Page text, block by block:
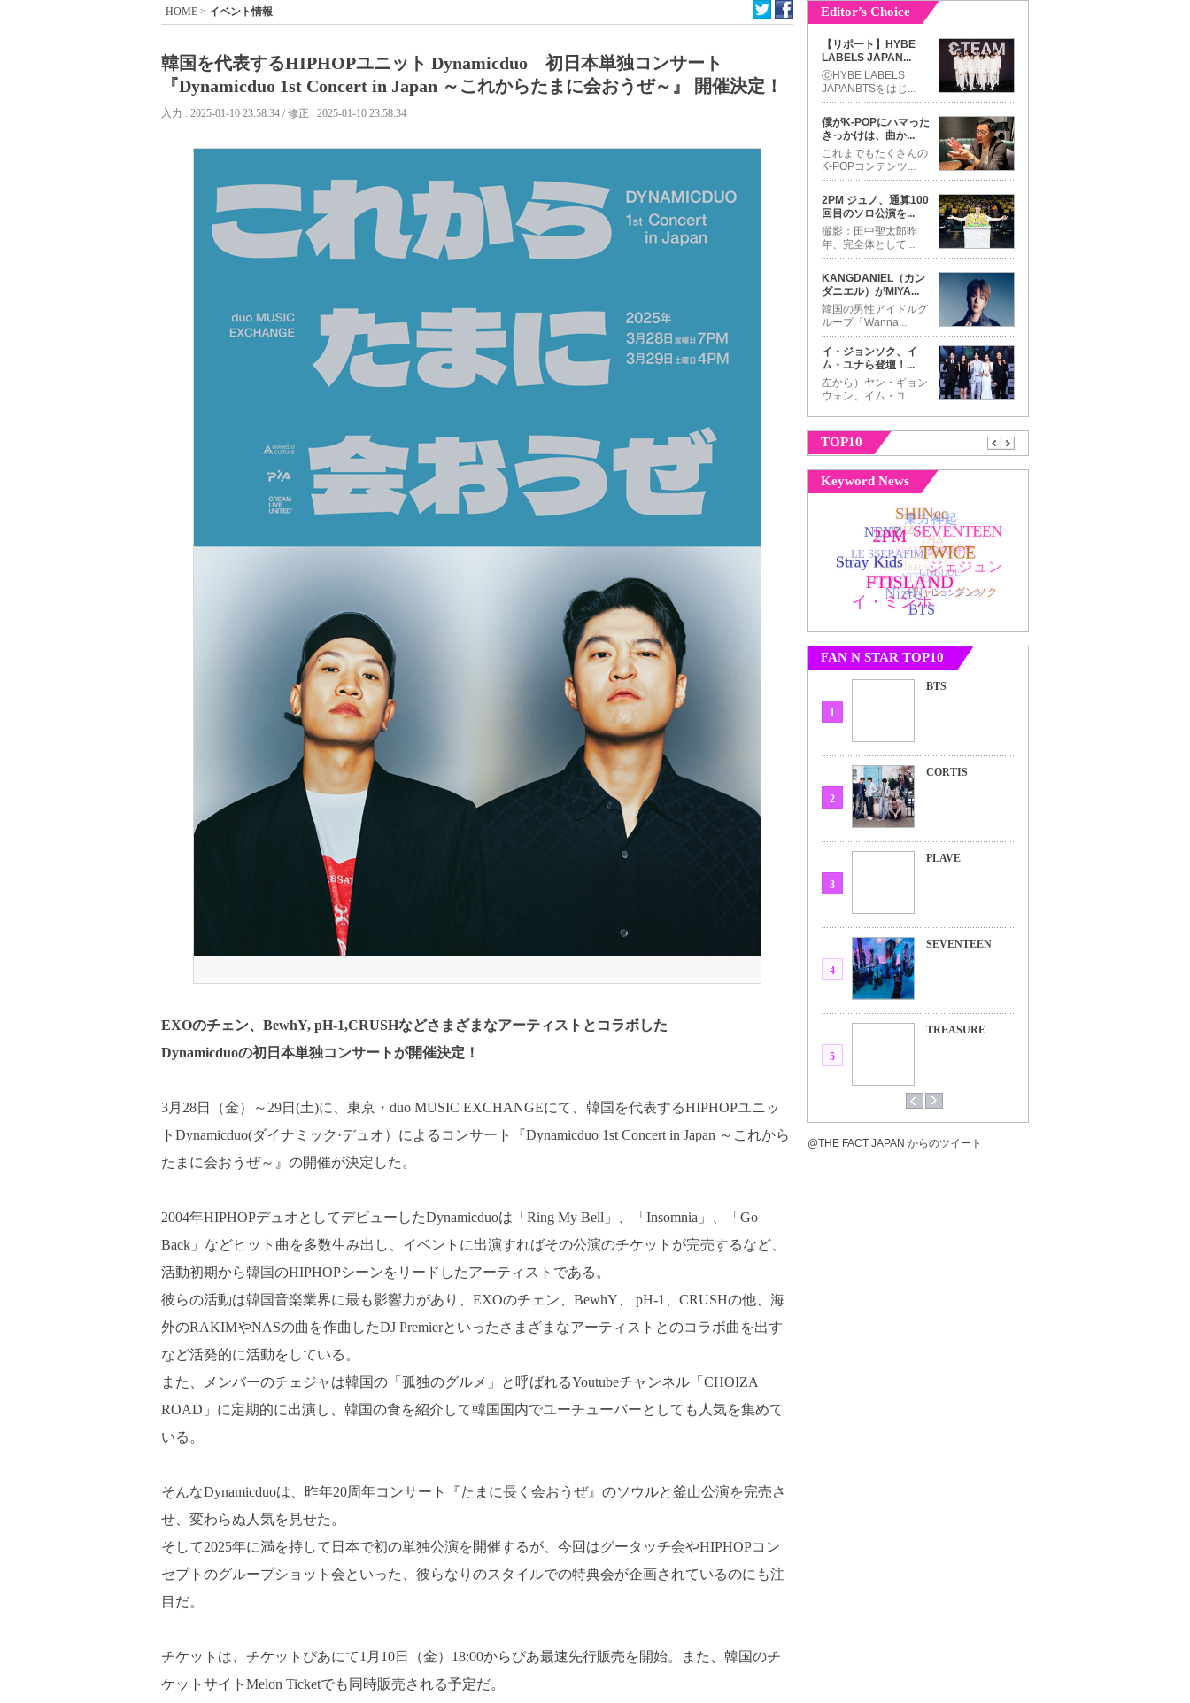
HOME > イベント情報
韓国を代表するHIPHOPユニット Dynamicduo 初日本単独コンサート
『Dynamicduo 1st Concert in Japan ～これからたまに会おうぜ～』 開催決定！
入力 : 2025-01-10 23:58:34 / 修正 : 2025-01-10 23:58:34
EXOのチェン、BewhY, pH-1,CRUSHなどさまざまなアーティストとコラボした
Dynamicduoの初日本単独コンサートが開催決定！
3月28日（金）～29日(土)に、東京・duo MUSIC EXCHANGEにて、韓国を代表するHIPHOPユニッ
トDynamicduo(ダイナミック·デュオ）によるコンサート『Dynamicduo 1st Concert in Japan ～これから
たまに会おうぜ～』の開催が決定した。
2004年HIPHOPデュオとしてデビューしたDynamicduoは「Ring My Bell」、「Insomnia」、「Go
Back」などヒット曲を多数生み出し、イベントに出演すればその公演のチケットが完売するなど、
活動初期から韓国のHIPHOPシーンをリードしたアーティストである。
彼らの活動は韓国音楽業界に最も影響力があり、EXOのチェン、BewhY、 pH-1、CRUSHの他、海
外のRAKIMやNASの曲を作曲したDJ Premierといったさまざまなアーティストとのコラボ曲を出す
など活発的に活動をしている。
また、メンバーのチェジャは韓国の「孤独のグルメ」と呼ばれるYoutubeチャンネル「CHOIZA
ROAD」に定期的に出演し、韓国の食を紹介して韓国国内でユーチューバーとしても人気を集めて
いる。
そんなDynamicduoは、昨年20周年コンサート『たまに長く会おうぜ』のソウルと釜山公演を完売さ
せ、変わらぬ人気を見せた。
そして2025年に満を持して日本で初の単独公演を開催するが、今回はグータッチ会やHIPHOPコン
セプトのグループショット会といった、彼らなりのスタイルでの特典会が企画されているのにも注
目だ。
チケットは、チケットぴあにて1月10日（金）18:00からぴあ最速先行販売を開始。また、韓国のチ
ケットサイトMelon Ticketでも同時販売される予定だ。
Editor’s Choice
【リポート】HYBE
LABELS JAPAN...
ⒸHYBE LABELS
JAPANBTSをはじ ...
僕がK-POPにハマった
きっかけは、曲か...
これまでもたくさんの
K-POPコンテンツ...
2PM ジュノ、通算100
回目のソロ公演を...
撮影：田中聖太郎昨
年、完全体として...
KANGDANIEL（カン
ダニエル）がMIYA...
韓国の男性アイドルグ
ループ「Wanna...
イ・ジョンソク、イ
ム・ユナら登壇！ ...
左から）ヤン・ギョン
ウォン、イム・ユ...
TOP10
Keyword News
FAN N STAR TOP10
1
BTS
2
CORTIS
3
PLAVE
4
SEVENTEEN
5
TREASURE
@THE FACT JAPAN からのツイート